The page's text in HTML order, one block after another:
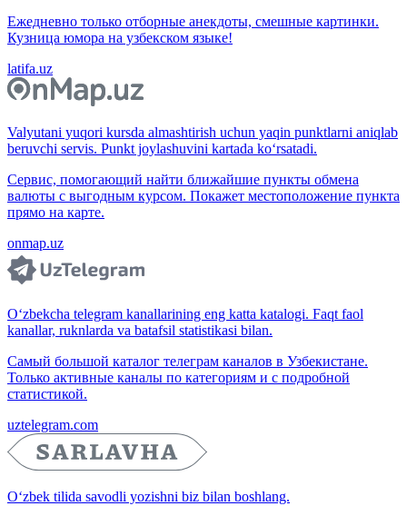
Ежедневно только отборные анекдоты, смешные картинки.
Кузница юмора на узбекском языке!
latifa.uz
Valyutani yuqori kursda almashtirish uchun yaqin punktlarni aniqlab
beruvchi servis. Punkt joylashuvini kartada ko‘rsatadi.
Сервис, помогающий найти ближайшие пункты обмена
валюты с выгодным курсом. Покажет местоположение пункта
прямо на карте.
onmap.uz
O‘zbekcha telegram kanallarining eng katta katalogi. Faqt faol
kanallar, ruknlarda va batafsil statistikasi bilan.
Самый большой каталог телеграм каналов в Узбекистане.
Только активные каналы по категориям и с подробной
статистикой.
uztelegram.com
O‘zbek tilida savodli yozishni biz bilan boshlang.